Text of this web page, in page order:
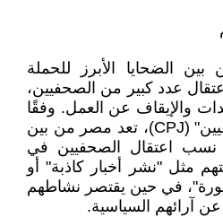
الضحايا الأبرز للحملة
عدد كبير من الصحفيين،
والإيقاف عن العمل. وفقًا
لتقارير "لجنة حماية الصحفيين" (CPJ)، تعد مصر من بين
نسب اعتقال الصحفيين في
مثل "نشر أخبار كاذبة" أو
في حين يقتصر نشاطهم
عن آرائهم السياسية.